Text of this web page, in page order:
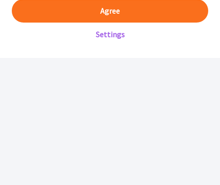
Settings
Agree